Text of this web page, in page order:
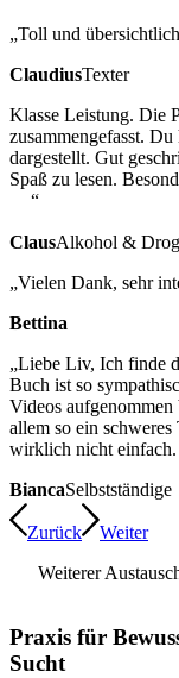
„Toll und
ClaudiusTexter
Klasse Leistung. Die
zusammengefasst.
dargestellt. Gut
Spaß zu lesen.
“
ClausAlkohol &
„Vielen Dank, sehr
Bettina
„Liebe Liv, Ich finde
Buch ist so
Videos
allem so ein
wirklich nicht
BiancaSelbstständige
Zurück
Weiter
Weiterer
Praxis für
Sucht